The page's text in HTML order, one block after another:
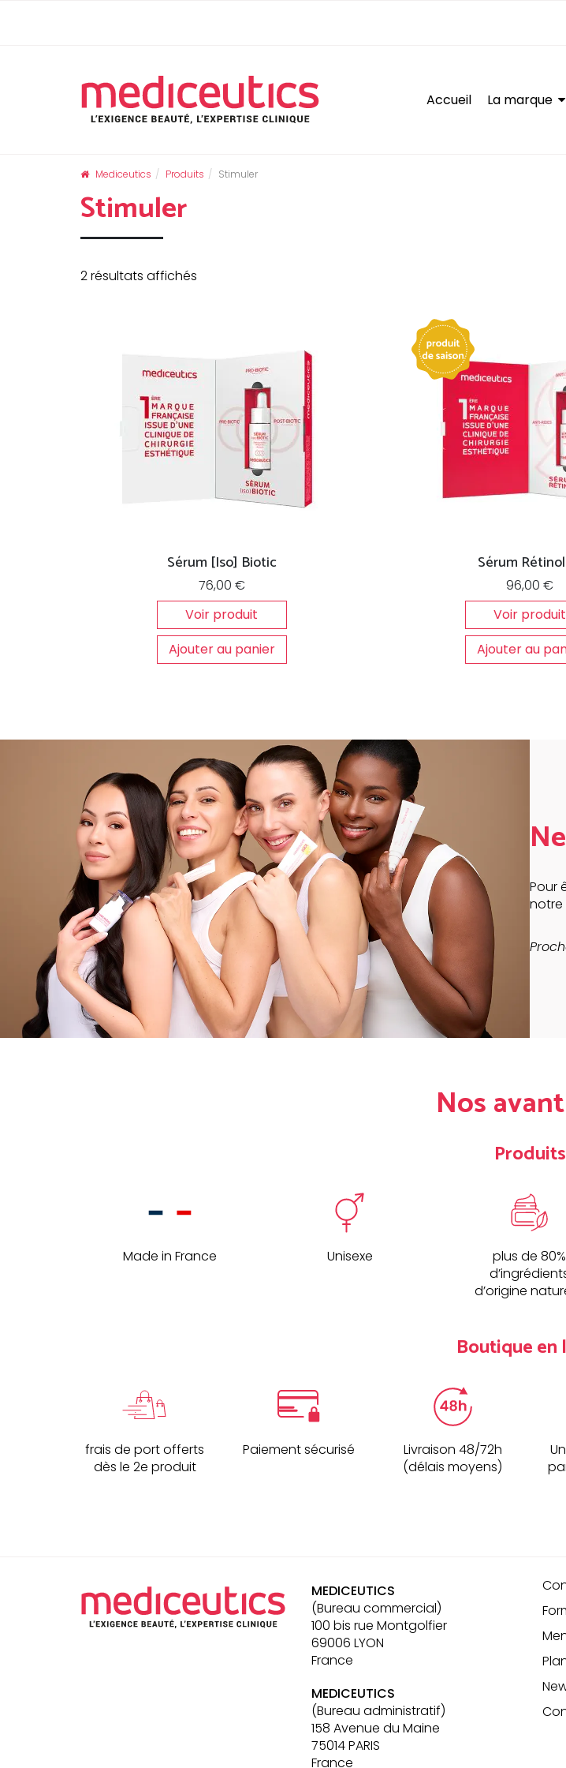
Menu
Accueil La marque
Mediceutics Produits Stimuler
Stimuler
2 résultats affichés
Sérum [Iso] Biotic
76,00 €
Voir produit
Ajouter au panier
Sérum Rétinol
96,00 €
Voir produit
Ajouter au
Pour
notre
Nos
Produits
Made in France Unisexe
plus de 80%
d’origine
Boutique en
frais de port offerts
dès le 2e produit
Paiement sécurisé
Livraison 48/72h
(délais moyens)
MEDICEUTICS
(Bureau commercial)
100 bis rue Montgolfier
69006 LYON
France
MEDICEUTICS
(Bureau administratif)
158 Avenue du Maine
75014 PARIS
France
secondaire